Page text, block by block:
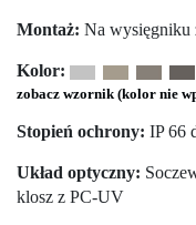
Montaż: Na wysięgniku
Kolor:
zobacz wzornik (kolor nie
Stopień ochrony: IP 66
Układ optyczny:
klosz z PC-UV